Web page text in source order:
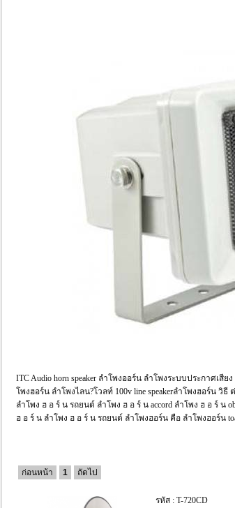
ITC Audio horn speaker ลำโพงออร์น ลำโพงระบบประกาศเสี
โพงฮอร์น ลำโพงไลน?โวลท์ 100v line speakerลำโพงฮอร์น วิ
ลำโพง ฮ อ ร์ น รถยนต์ ลำโพง ฮ อ ร์ น accord ลำโพง ฮ อ ร์ น
ฮ อ ร์ น ลำโพง ฮ อ ร์ น รถยนต์ ลำโพงฮอร์น คือ ลำโพงฮอร์น
ก่อนหน้า 1 ถัดไป
รหัส : T-720CD